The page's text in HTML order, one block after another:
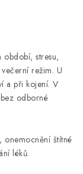
období, stresu,
režim. U
a při kojení. V
odborné
onemocnění štítné
léků.